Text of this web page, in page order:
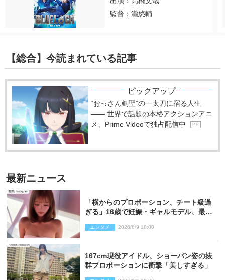
監督：瀧悠輔
【総合】今読まれている記事
ピックアップ
“おっさん剣聖”の一太刀に宿る人生
―― 世界で話題の本格アクションアニ
メ、Prime Videoで独占配信中
P R
最新ニュース
「横からのプロポーション、チート級過
ぎる」16歳で妊娠・ギャルモデル、最新
エンタメ 2026/8/9 18:00
167cm現役アイドル、ショーパン姿の抜
群プロポーションに衝撃「美しすぎる」